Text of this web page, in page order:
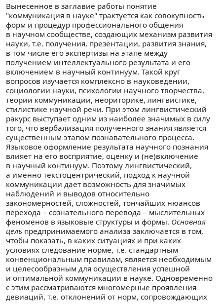
Вынесенное в заглавие работы понятие
"коммуникация в науке" трактуется как совокупность
форм и процедур профессионального общения
в научном сообществе, создающих механизм развития
науки, т.е. получения, презентации, развития знания,
в том числе его экспертизы на этапе между
получением интеллектуального результата и его
включением в научный континуум. Такой круг
вопросов изучается комплексно в науковедении,
социологии науки, психологии научного творчества,
теории коммуникации, неориторике, лингвистике,
стилистике научной речи. При этом лингвистический
ракурс выступает одним из наиболее значимых в силу
того, что вербализация полученного знания является
существенным этапом познавательного процесса.
Языковое оформление результата научного познания
влияет на его восприятие, оценку и (не)включение
в научный континуум. Поэтому лингвистический,
а именно текстоцентрический, подход к научной
коммуникации дает возможность для значимых
наблюдений и выводов относительно
закономерностей, сложностей, тончайших нюансов
перехода – сознательного перевода – мыслительных
феноменов в языковые структуры и формы. Основная
цель предпринимаемого анализа заключается в том,
чтобы показать, в каких ситуациях и при каких
условиях следование норме, т.е. стандартным
конвенциональным правилам, является необходимым
и целесообразным для осуществления успешной
и оптимальной коммуникации в науке. Одновременно
с этим рассматриваются многомерные проявления
девиаций, т.е. отклонений от норм, сопровождающих